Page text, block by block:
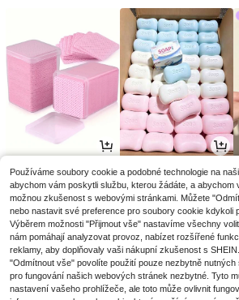
2.85€ 2.75€
Používáme soubory cookie a podobné technologie na
abychom vám poskytli službu, kterou žádáte, a abychom
možnou zkušenost s webovými stránkami. Můžete
nebo nastavit své preference pro soubory cookie kdykoli
Výběrem možnosti "Přijmout vše" nastavíme všechny
nám pomáhají analyzovat provoz, nabízet rozšířené
reklamy, aby doplňovaly vaši nákupní zkušenost s
"Odmítnout vše" povolíte použití pouze nezbytně
pro fungování našich webových stránek nezbytné. Tyto
nastavení vašeho prohlížeče, ale toto může ovlivnit